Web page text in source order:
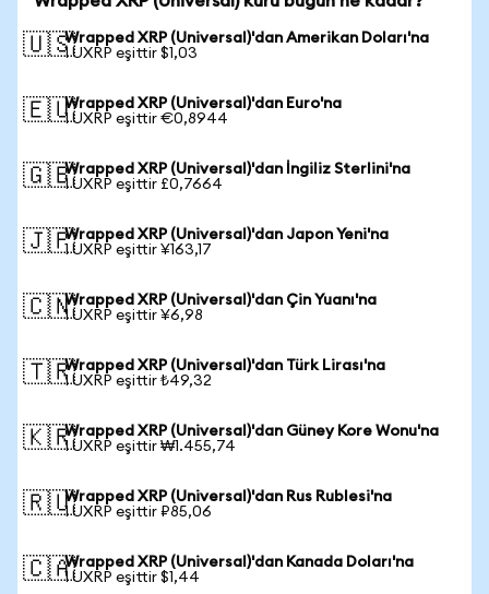
🇺🇸Wrapped XRP (Universal)'dan Amerikan Doları'na
1 UXRP eşittir $1,03
🇪🇺Wrapped XRP (Universal)'dan Euro'na
1 UXRP eşittir €0,8944
🇬🇧Wrapped XRP (Universal)'dan İngiliz Sterlini'na
1 UXRP eşittir £0,7664
🇯🇵Wrapped XRP (Universal)'dan Japon Yeni'na
1 UXRP eşittir ¥163,17
🇨🇳Wrapped XRP (Universal)'dan Çin Yuanı'na
1 UXRP eşittir ¥6,98
🇹🇷Wrapped XRP (Universal)'dan Türk Lirası'na
1 UXRP eşittir ₺49,32
🇰🇷Wrapped XRP (Universal)'dan Güney Kore Wonu'na
1 UXRP eşittir ₩1.455,74
🇷🇺Wrapped XRP (Universal)'dan Rus Rublesi'na
1 UXRP eşittir ₽85,06
🇨🇦Wrapped XRP (Universal)'dan Kanada Doları'na
1 UXRP eşittir $1,44